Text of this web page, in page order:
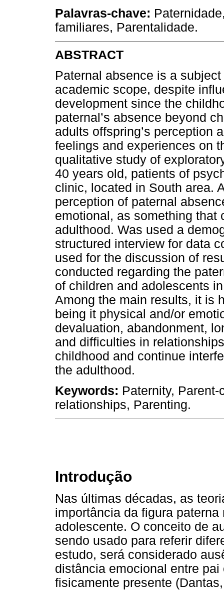
Palavras-chave:
familiares, Parentalidade.
ABSTRACT
Paternal absence is a
academic scope, despite
development since the
paternal’s absence beyond
adults offspring’s perception
feelings and experiences on
qualitative study of
40 years old, patients of
clinic, located in South area.
perception of paternal
emotional, as something that
adulthood. Was used a
structured interview for data
used for the discussion of
conducted regarding the
of children and adolescents
Among the main results, it is
being it physical and/or
devaluation, abandonment,
and difficulties in
childhood and continue
the adulthood.
Keywords: Paternity,
relationships, Parenting.
Introdução
Nas últimas décadas, as
importância da figura
adolescente. O conceito de
sendo usado para referir
estudo, será considerado
distância emocional entre
fisicamente presente